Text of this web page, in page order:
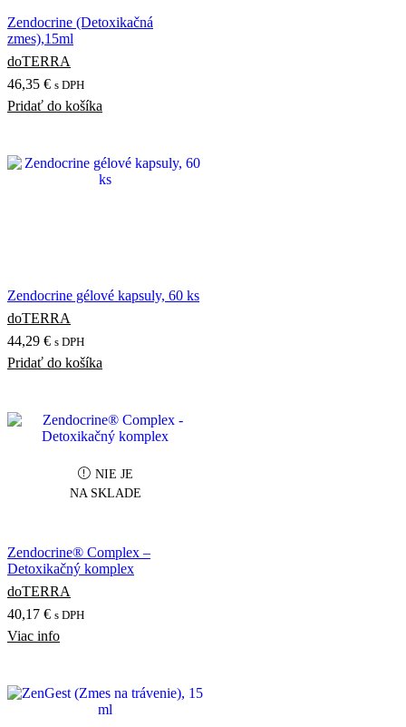
Zendocrine (Detoxikačná
zmes),15ml
doTERRA
46,35 € s DPH
Pridať do košíka
Zendocrine gélové kapsuly, 60 ks
doTERRA
44,29 € s DPH
Pridať do košíka
NIE JE
NA SKLADE
Zendocrine® Complex –
Detoxikačný komplex
doTERRA
40,17 € s DPH
Viac info